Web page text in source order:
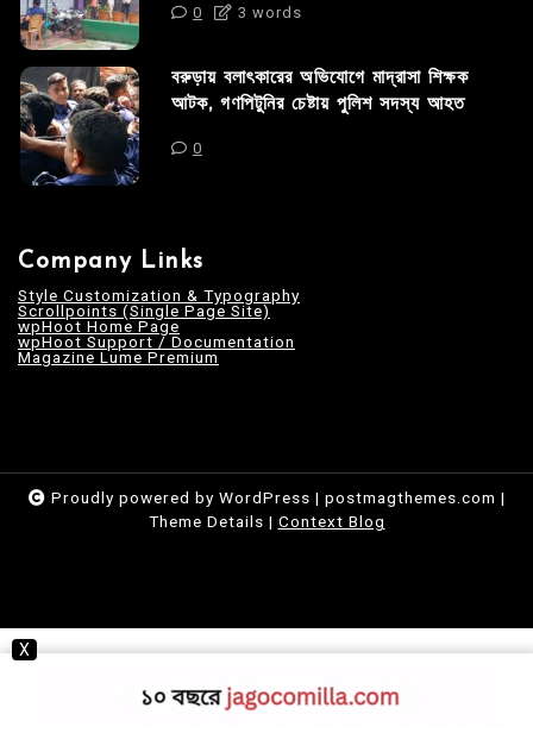
0 3 words
বরুড়ায় বলাৎকারের অভিযোগে মাদ্রাসা শিক্ষক
আটক, গণপিটুনির চেষ্টায় পুলিশ সদস্য আহত
0
Company Links
Style Customization & Typography
Scrollpoints (Single Page Site)
wpHoot Home Page
wpHoot Support / Documentation
Magazine Lume Premium
Proudly powered by WordPress | postmagthemes.com |
Theme Details | Context Blog
X